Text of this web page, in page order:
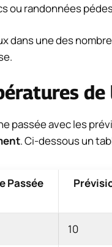
ou randonnées
dans une des
de
passée avec les
. Ci-dessous un
Passée
10